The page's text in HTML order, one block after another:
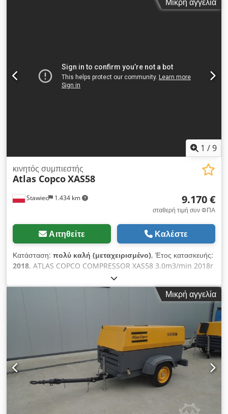
λειτουργίας: 7 Bar έτος κατασκευής: 2015 κινητήρας: KUBOTA
1 /9
Stawiec 1.434 km
κινητός συμπιεστής
Atlas CopcoXAS58
9.170 €
σταθερή τιμή συν ΦΠΑ
Αιτηθείτε Καλέστε
Κατάσταση: πολύ καλή (μεταχειρισμένο), Έτος κατασκευής:
2018, ATLAS COPCO COMPRESSOR XAS58 3.0m3/min 2018r
DIESEL συμπιεστής ATLAS COPCO XAS 58 μηχανή μετά την
επισκευή Τεχνικά στοιχεία: m3/min, πίεση λειτουργίας 7 Bar,
Cjdotyk Svspfx Acweha έτος κατασκευής 2018, Κινητήρας
Παρακάτω είναι ένας σύνδεσμος σε ένα βίντεο που δείχνει την
Μικρή αγγελία